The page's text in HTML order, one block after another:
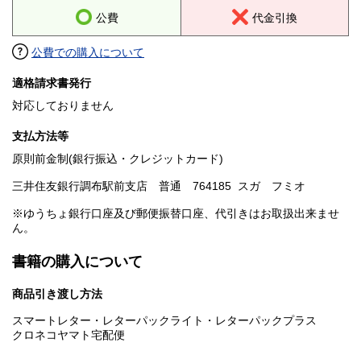
公費 代金引換
公費での購入について
適格請求書発行
対応しておりません
支払方法等
原則前金制(銀行振込・クレジットカード)
三井住友銀行調布駅前支店 普通 764185 スガ フミオ
※ゆうちょ銀行口座及び郵便振替口座、代引きはお取扱出来ませ
ん。
書籍の購入について
商品引き渡し方法
スマートレター・レターパックライト・レターパックプラス
クロネコヤマト宅配便